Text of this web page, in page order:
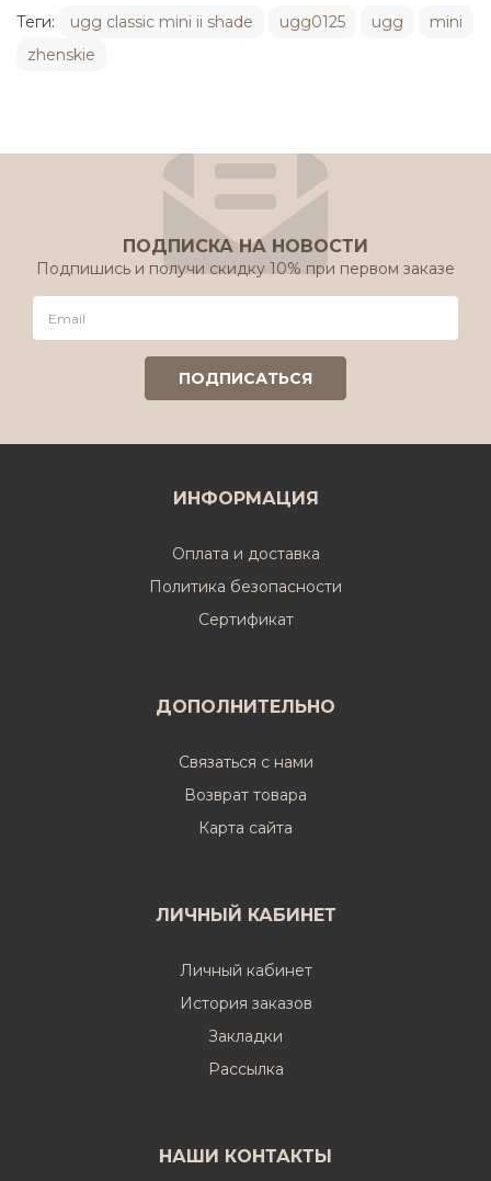
Теги: ugg classic mini ii shade ugg0125 ugg
mini
zhenskie
ПОДПИСКА НА НОВОСТИ
Подпишись и получи скидку 10% при первом заказе
ИНФОРМАЦИЯ
Оплата и доставка
Политика безопасности
Cертификат
ДОПОЛНИТЕЛЬНО
Связаться с нами
Возврат товара
Карта сайта
ЛИЧНЫЙ КАБИНЕТ
Личный кабинет
История заказов
Закладки
Рассылка
НАШИ КОНТАКТЫ